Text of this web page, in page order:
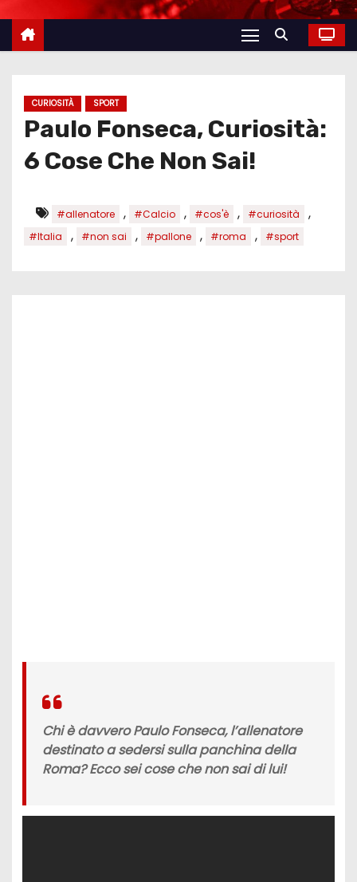
CURIOSITÀ SPORT
Paulo Fonseca, Curiosità:
6 Cose Che Non Sai!
#allenatore , #Calcio , #cos'è , #curiosità ,
#Italia , #non sai , #pallone , #roma , #sport
Chi è davvero Paulo Fonseca, l’allenatore
destinato a sedersi sulla panchina della
Roma? Ecco sei cose che non sai di lui!